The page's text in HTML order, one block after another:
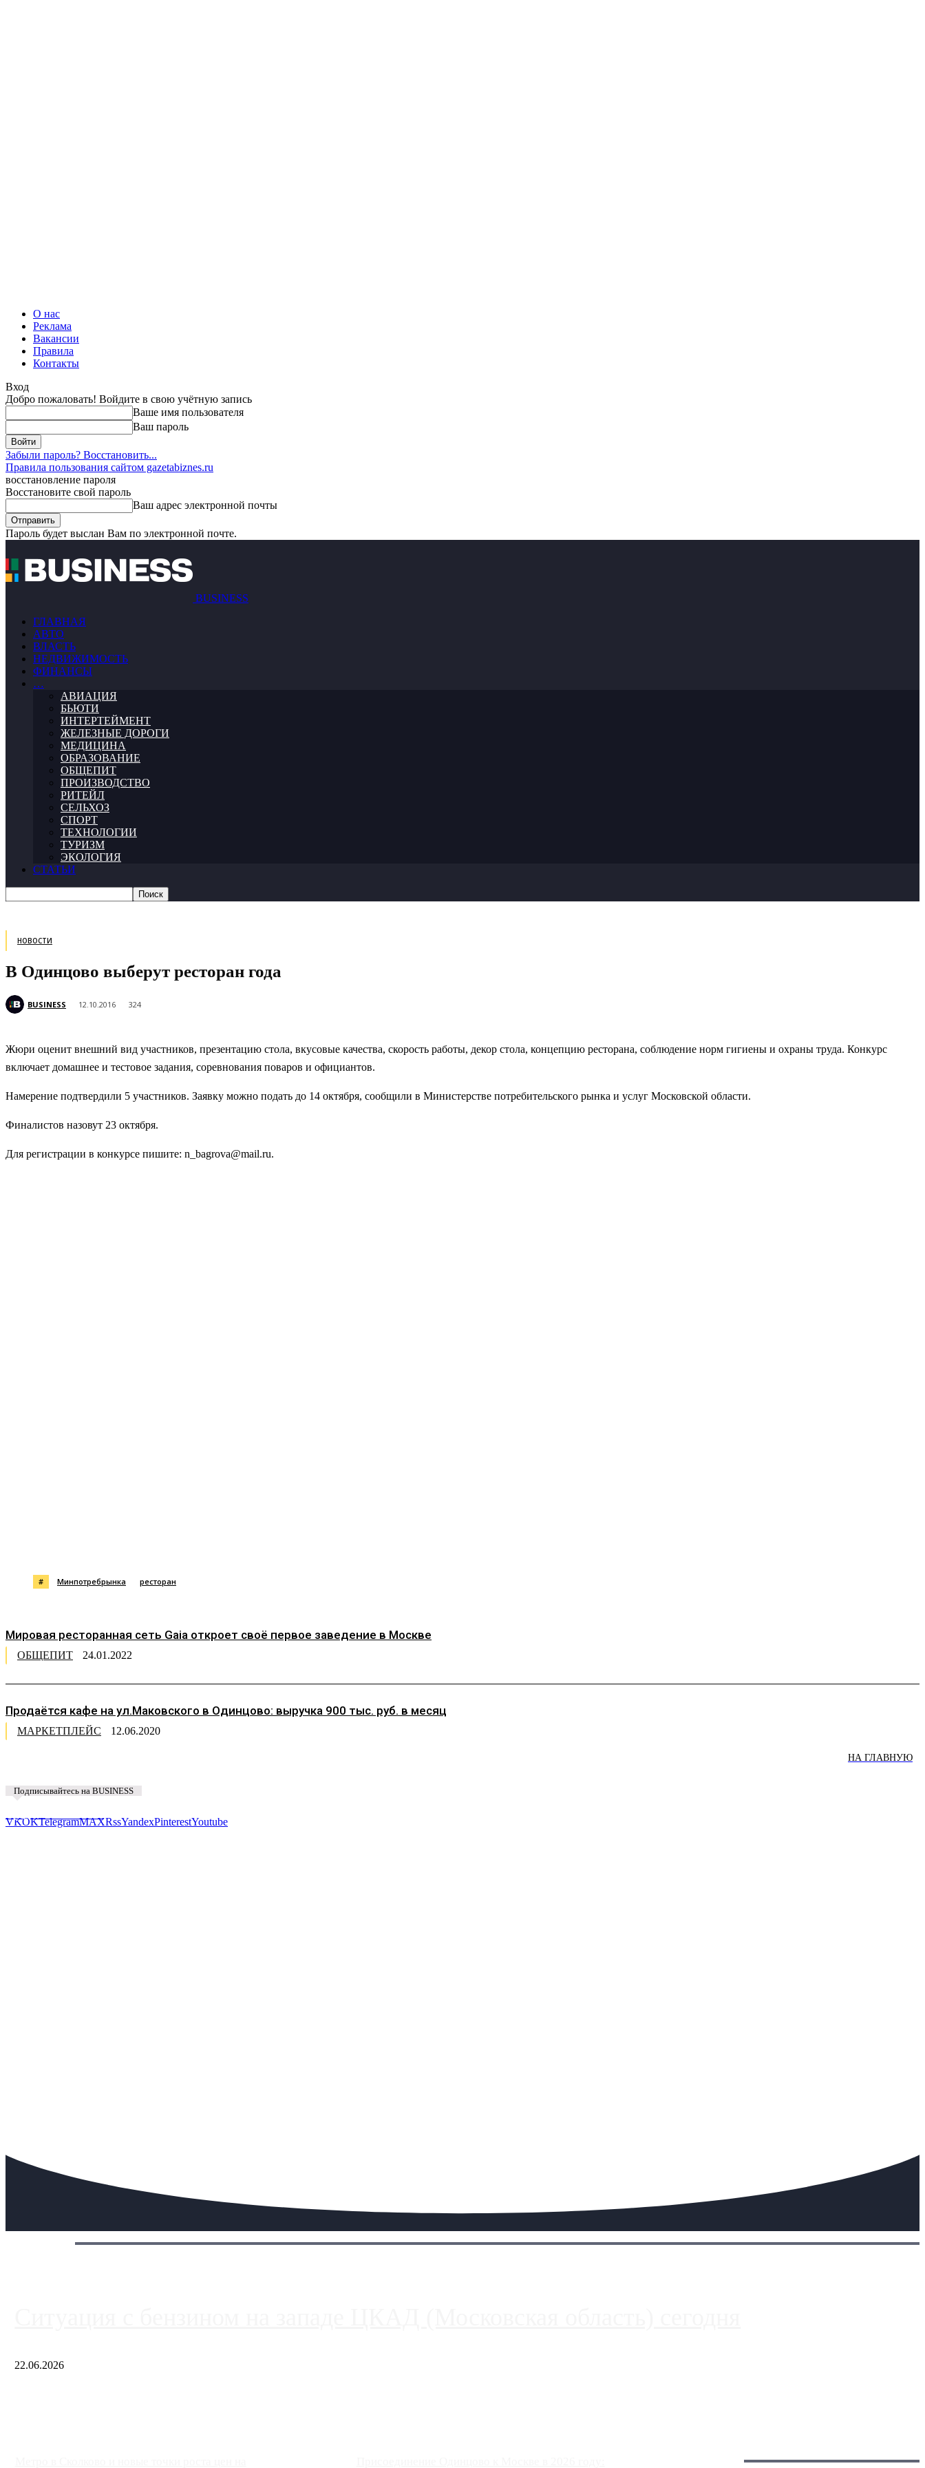
О нас
Реклама
Вакансии
Правила
Контакты
Вход
Добро пожаловать! Войдите в свою учётную запись
Ваше имя пользователя
Ваш пароль
Забыли пароль? Восстановить...
Правила пользования сайтом gazetabiznes.ru
восстановление пароля
Восстановите свой пароль
Ваш адрес электронной почты
Пароль будет выслан Вам по электронной почте.
BUSINESS
ГЛАВНАЯ
АВТО
ВЛАСТЬ
НЕДВИЖИМОСТЬ
ФИНАНСЫ
…
АВИАЦИЯ
БЬЮТИ
ИНТЕРТЕЙМЕНТ
ЖЕЛЕЗНЫЕ ДОРОГИ
МЕДИЦИНА
ОБРАЗОВАНИЕ
ОБЩЕПИТ
ПРОИЗВОДСТВО
РИТЕЙЛ
СЕЛЬХОЗ
СПОРТ
ТЕХНОЛОГИИ
ТУРИЗМ
ЭКОЛОГИЯ
СТАТЬИ
НОВОСТИ
В Одинцово выберут ресторан года
BUSINESS 12.10.2016 324
Жюри оценит внешний вид участников, презентацию стола, вкусовые качества, скорость работы, декор стола, концепцию ресторана, соблюдение норм гигиены и охраны труда. Конкурс
включает домашнее и тестовое задания, соревнования поваров и официантов.
Намерение подтвердили 5 участников. Заявку можно подать до 14 октября, сообщили в Министерстве потребительского рынка и услуг Московской области.
Финалистов назовут 23 октября.
Для регистрации в конкурсе пишите: n_bagrova@mail.ru.
# Минпотребрынка ресторан
Мировая ресторанная сеть Gaia откроет своё первое заведение в Москве
ОБЩЕПИТ 24.01.2022
Продаётся кафе на ул.Маковского в Одинцово: выручка 900 тыс. руб. в месяц
МАРКЕТПЛЕЙС 12.06.2020
НА ГЛАВНУЮ
Подписывайтесь на BUSINESS
VKOKTelegramMAXRssYandexPinterestYoutube
22.06.2026